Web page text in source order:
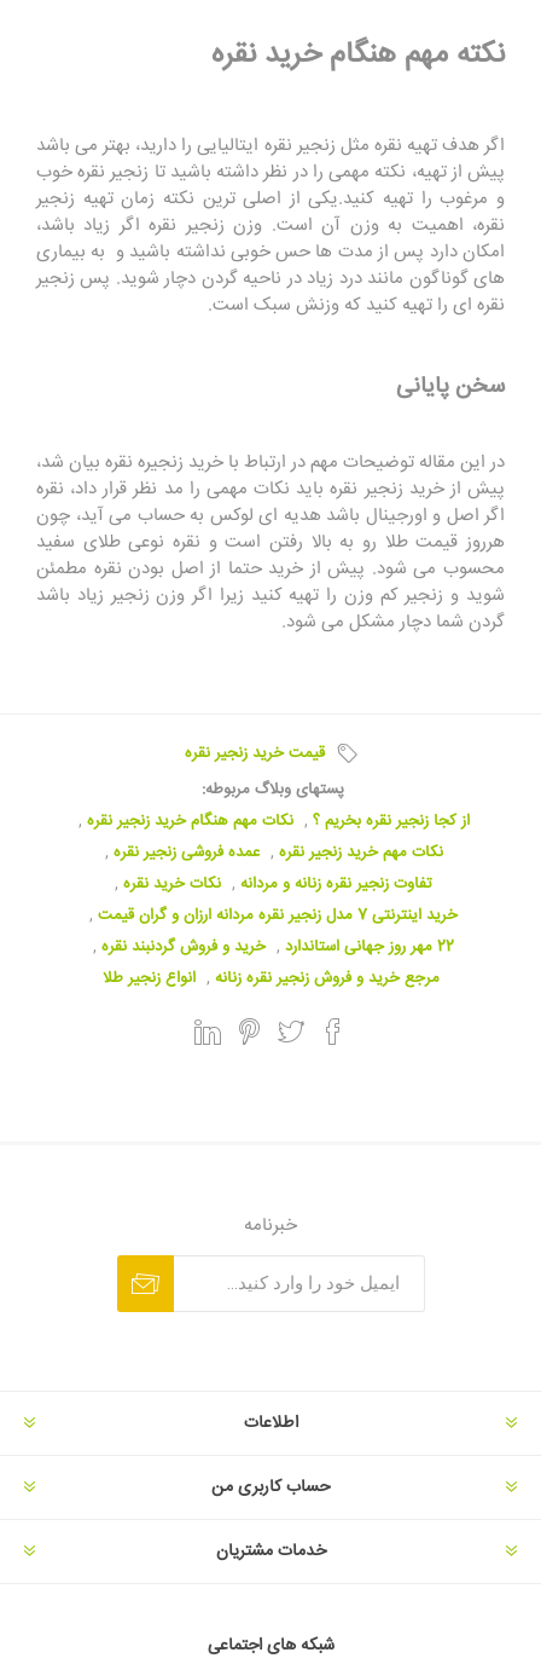
نکته مهم هنگام خرید نقره
اگر هدف تهیه نقره مثل زنجیر نقره ایتالیایی را دارید، بهتر می باشد
پیش از تهیه، نکته مهمی را در نظر داشته باشید تا زنجیر نقره خوب
و مرغوب را تهیه کنید.یکی از اصلی ترین نکته زمان تهیه زنجیر
نقره، اهمیت به وزن آن است. وزن زنجیر نقره اگر زیاد باشد،
امکان دارد پس از مدت ها حس خوبی نداشته باشید و به بیماری
های گوناگون مانند درد زیاد در ناحیه گردن دچار شوید. پس زنجیر
نقره ای را تهیه کنید که وزنش سبک است.
سخن پایانی
در این مقاله توضیحات مهم در ارتباط با خرید زنجیره نقره بیان شد،
پیش از خرید زنجیر نقره باید نکات مهمی را مد نظر قرار داد، نقره
اگر اصل و اورجینال باشد هدیه ای لوکس به حساب می آید، چون
هرروز قیمت طلا رو به بالا رفتن است و نقره نوعی طلای سفید
محسوب می شود. پیش از خرید حتما از اصل بودن نقره مطمئن
شوید و زنجیر کم وزن را تهیه کنید زیرا اگر وزن زنجیر زیاد باشد
گردن شما دچار مشکل می شود.
قیمت خرید زنجیر نقره
پستهای وبلاگ مربوطه:
از کجا زنجیر نقره بخریم ؟ , نکات مهم هنگام خرید زنجیر نقره ,
نکات مهم خرید زنجیر نقره , عمده فروشی زنجیر نقره ,
تفاوت زنجیر نقره زنانه و مردانه , نکات خرید نقره ,
خرید اینترنتی 7 مدل زنجیر نقره مردانه ارزان و گران قیمت
,
22 مهر روز جهانی استاندارد
, خرید و فروش گردنبند نقره ,
مرجع خرید و فروش زنجیر نقره زنانه , انواع زنجیر طلا
خبرنامه
اطلاعات
حساب کاربری من
خدمات مشتریان
شبکه های اجتماعی